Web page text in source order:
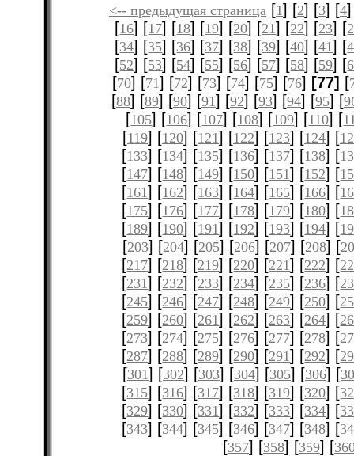
<-- предыдущая страница [1] [2] [3] [4
[16] [17] [18] [19] [20] [21] [22] [23] [
[34] [35] [36] [37] [38] [39] [40] [41] [
[52] [53] [54] [55] [56] [57] [58] [59] [
[70] [71] [72] [73] [74] [75] [76] [77] [
[88] [89] [90] [91] [92] [93] [94] [95] [
[105] [106] [107] [108] [109] [110] [
[119] [120] [121] [122] [123] [124] [
[133] [134] [135] [136] [137] [138] [
[147] [148] [149] [150] [151] [152] [
[161] [162] [163] [164] [165] [166] [
[175] [176] [177] [178] [179] [180] [
[189] [190] [191] [192] [193] [194] [
[203] [204] [205] [206] [207] [208] [
[217] [218] [219] [220] [221] [222] [
[231] [232] [233] [234] [235] [236] [
[245] [246] [247] [248] [249] [250] [
[259] [260] [261] [262] [263] [264] [
[273] [274] [275] [276] [277] [278] [
[287] [288] [289] [290] [291] [292] [
[301] [302] [303] [304] [305] [306] [
[315] [316] [317] [318] [319] [320] [
[329] [330] [331] [332] [333] [334] [
[343] [344] [345] [346] [347] [348] [
[357] [358] [359] [